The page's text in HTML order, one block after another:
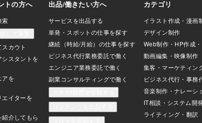
、 無理しなくていい。 で
…… 凪が一人で抱えてたなら、 俺
りたい」凪の喉が熱くなる。（言わ
ていい。 でも……言ってほしいっ
こんなふうに言われたの初め